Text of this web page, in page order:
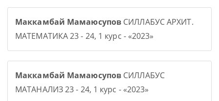
Маккамбай Мамаюсупов СИЛЛАБУС АРХИТ.
МАТЕМАТИКА 23 - 24, 1 курс - «2023»
Маккамбай Мамаюсупов СИЛЛАБУС
МАТАНАЛИЗ 23 - 24, 1 курс - «2023»